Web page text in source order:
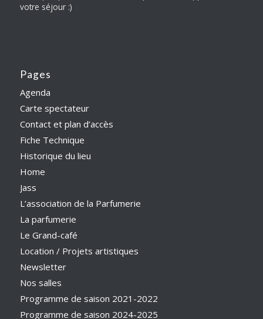
votre séjour :)
Pages
Agenda
Carte spectateur
Contact et plan d’accès
Fiche Technique
Historique du lieu
Home
Jass
L’association de la Parfumerie
La parfumerie
Le Grand-café
Location / Projets artistiques
Newsletter
Nos salles
Programme de saison 2021-2022
Programme de saison 2024-2025